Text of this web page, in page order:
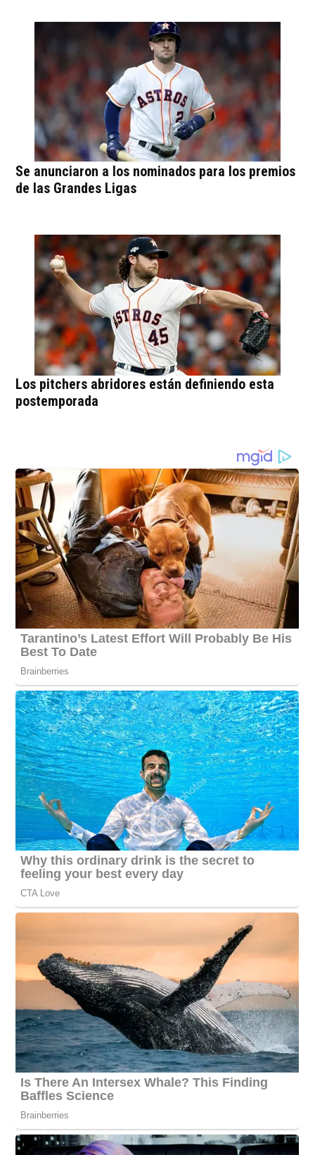
Se anunciaron a los nominados para los premios
de las Grandes Ligas
Los pitchers abridores están definiendo esta
postemporada